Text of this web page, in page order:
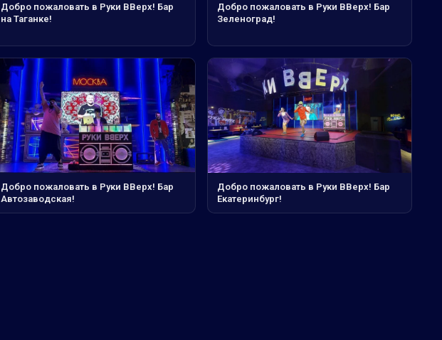
Добро пожаловать в Руки ВВерх! Бар
на Таганке!
Добро пожаловать в Руки ВВерх! Бар
Зеленоград!
Добро пожаловать в Руки ВВерх! Бар
Автозаводская!
Добро пожаловать в Руки ВВерх! Бар
Екатеринбург!